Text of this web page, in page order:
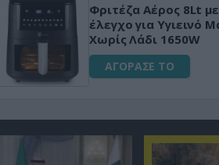
Φριτέζα Αέρος 8Lt
έλεγχο για Υγιεινό
Χωρίς Λάδι 1650W
ΑΓΟΡΑΣΕ ΤΟ